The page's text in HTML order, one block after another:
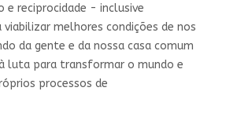
e reciprocidade - inclusive
melhores condições de nos
da gente e da nossa casa comum
luta para transformar o mundo e
processos de